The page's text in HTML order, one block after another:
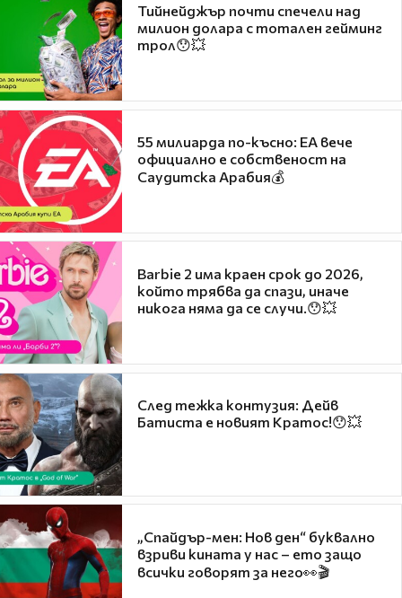
Тийнейджър почти спечели над
милион долара с тотален гейминг
трол😯💥
55 милиарда по-късно: EA вече
официално е собственост на
Саудитска Арабия💰
Barbie 2 има краен срок до 2026,
който трябва да спази, иначе
никога няма да се случи.😯💥
След тежка контузия: Дейв
Батиста е новият Кратос!😯💥
„Спайдър-мен: Нов ден“ буквално
взриви кината у нас – ето защо
всички говорят за него👀🎬